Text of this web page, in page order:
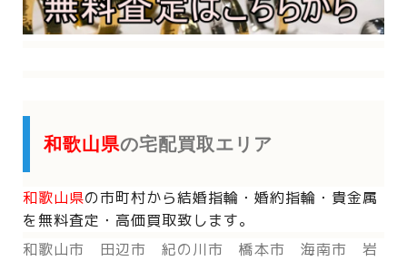
和歌山県の宅配買取エリア
和歌山県の市町村から結婚指輪・婚約指輪・貴金属
を無料査定・高価買取致します。
和歌山市 田辺市 紀の川市 橋本市 海南市 岩